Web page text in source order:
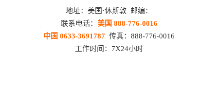
地址：美国·休斯敦 邮编：
联系电话： 美国 888-776-0016
中国 0633-3691787 传真：888-776-0016
工作时间：7X24小时